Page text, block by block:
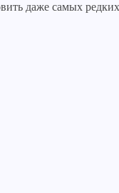
даже самых